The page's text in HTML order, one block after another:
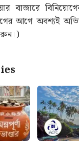
বাজারে
আগে অবশ্যই